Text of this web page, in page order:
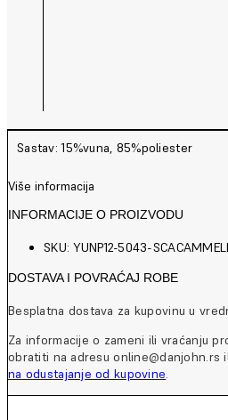
Sastav: 15%vuna, 85%poliester
Više informacija
INFORMACIJE O PROIZVODU
SKU: YUNP12-5043-
DOSTAVA I POVRAĆAJ ROBE
Besplatna dostava za kupovinu u
Za informacije o zameni ili vraćanju
obratiti na adresu
na odustajanje od kupovine.